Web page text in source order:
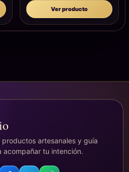
Ver producto
productos artesanales y guía
acompañar tu intención.